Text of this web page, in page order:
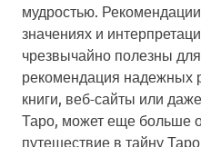
мудростью.
значениях и
чрезвычайно полезны
рекомендация надежных
книги, веб-сайты или
Таро, может еще больше
путешествие в тайну Таро.